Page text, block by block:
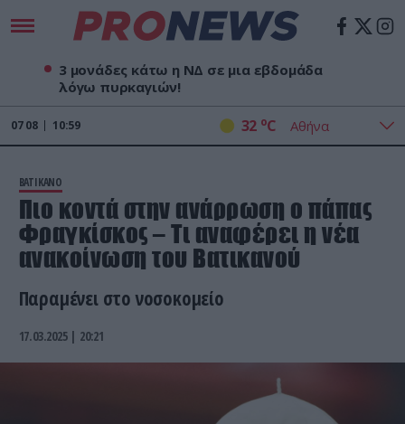
3 μονάδες κάτω η ΝΔ σε μια εβδομάδα
λόγω πυρκαγιών!
07 08 10:59 32 oC
ΒΑΤΙΚΑΝΟ
Πιο κοντά στην ανάρρωση ο πάπας
Φραγκίσκος – Tι αναφέρει η νέα
ανακοίνωση του Βατικανού
Παραμένει στο νοσοκομείο
17.03.2025 | 20:21